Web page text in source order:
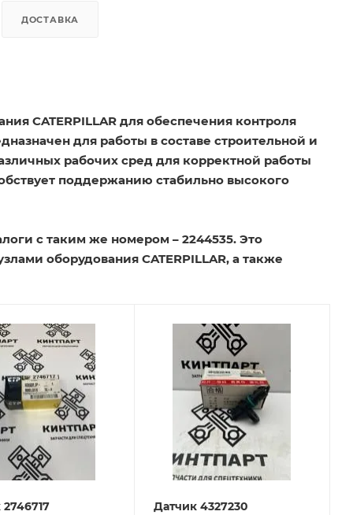
ДОСТАВКА
CATERPILLAR для обеспечения контроля
для работы в составе строительной и
рабочих сред для корректной работы
поддержанию стабильно высокого
с таким же номером – 2244535. Это
оборудования CATERPILLAR, а также
Датчик 4327230